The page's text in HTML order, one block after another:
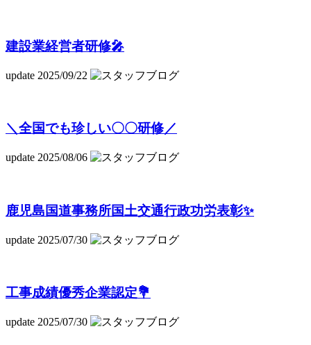
建設業経営者研修🎤
update 2025/09/22
＼全国でも珍しい〇〇研修／
update 2025/08/06
鹿児島国道事務所国土交通行政功労表彰✨
update 2025/07/30
工事成績優秀企業認定💐
update 2025/07/30